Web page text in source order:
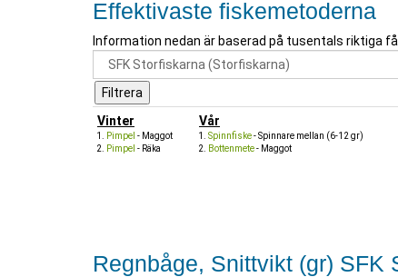
Effektivaste fiskemetoderna
Information nedan är baserad på tusentals riktiga
Vinter
Pimpel - Maggot
Pimpel - Räka
Vår
Spinnfiske- Spinnare mellan (6-12 gr)
Bottenmete- Maggot
Regnbåge, Snittvikt (gr) SFK